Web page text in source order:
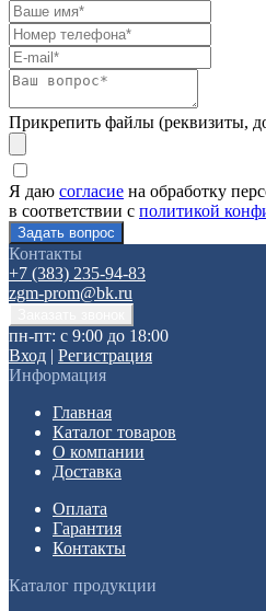
Прикрепить файлы (реквизиты,
Я даю согласие на обработку
в соответствии с политикой
Контакты
+7 (383) 235-94-83
zgm-prom@bk.ru
пн-пт: с 9:00 до 18:00
Вход | Регистрация
Информация
Главная
Каталог товаров
О компании
Доставка
Оплата
Гарантия
Контакты
Каталог продукции